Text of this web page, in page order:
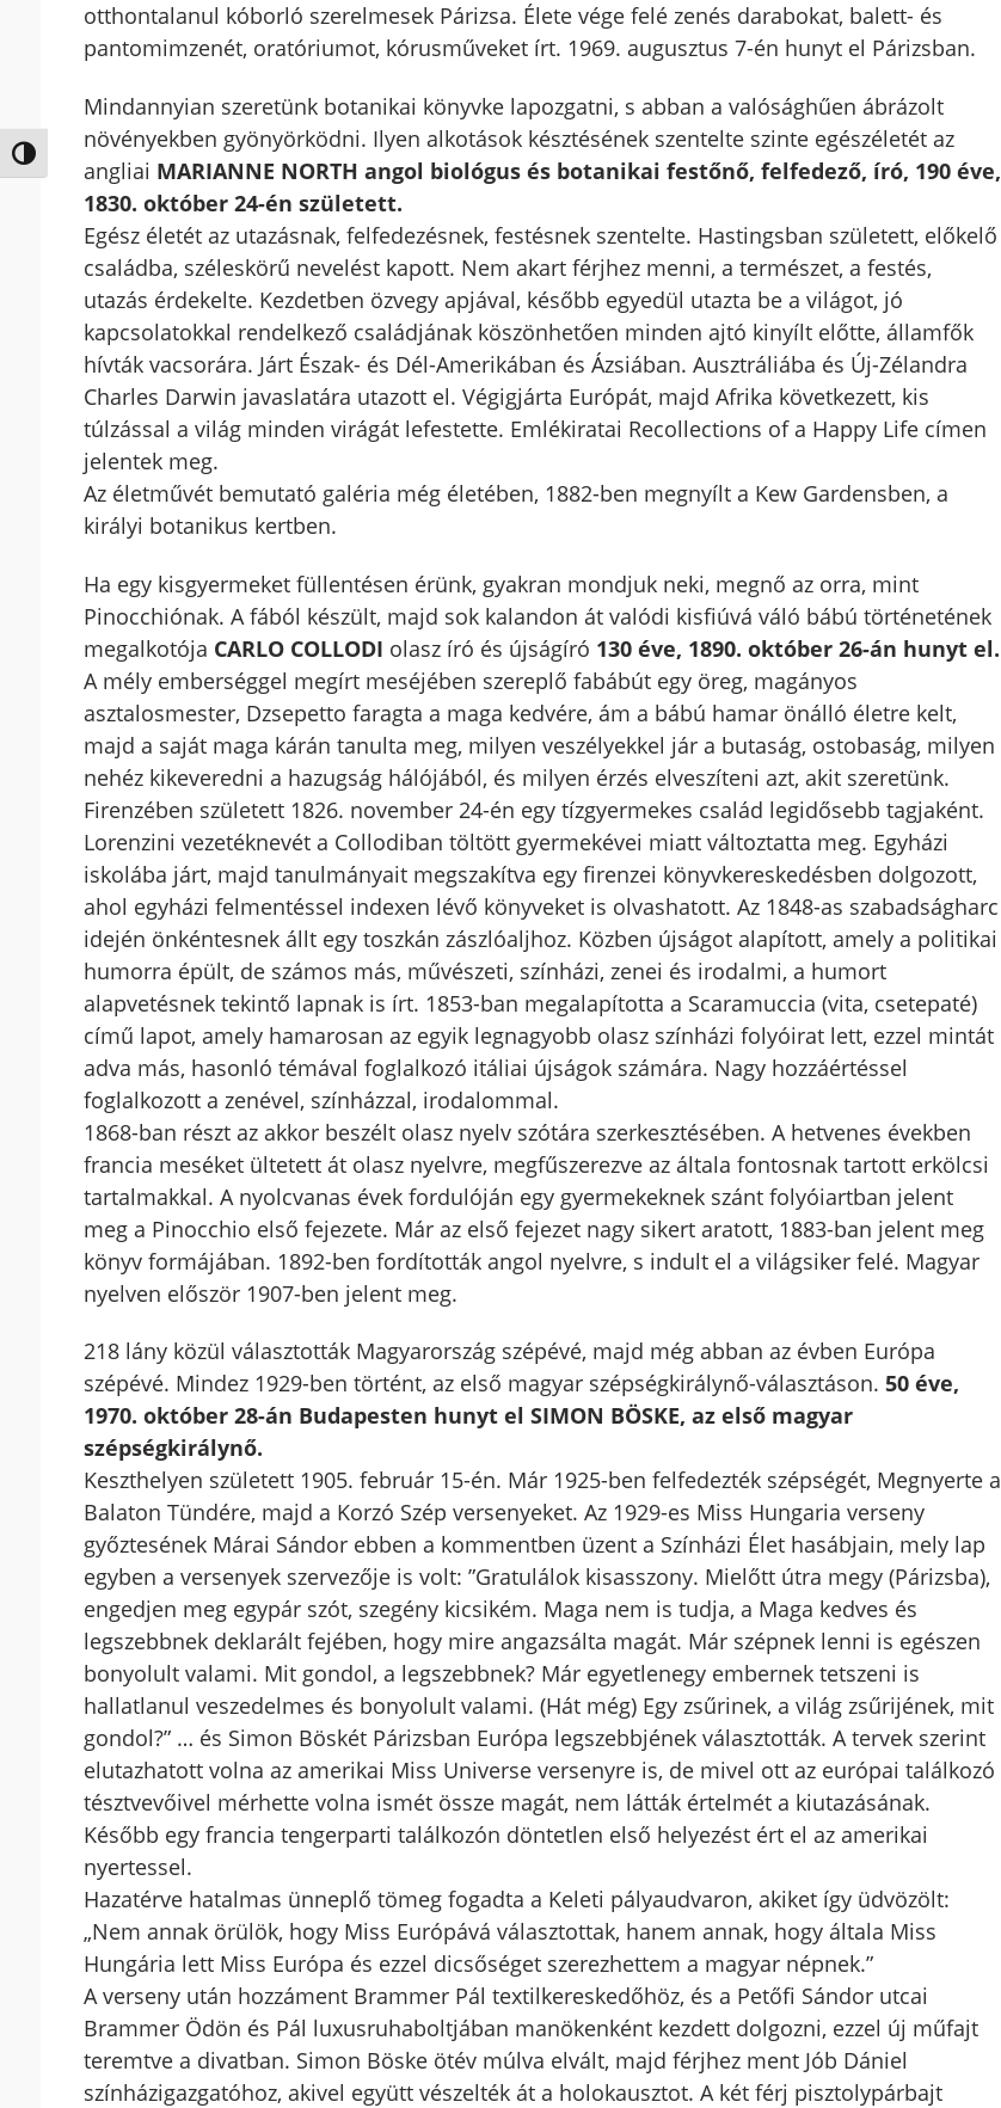
Nagy kontraszt váltása
otthontalanul kóborló szerelmesek Párizsa. Élete vége felé zenés darabokat, balett- és
pantomimzenét, oratóriumot, kórusműveket írt. 1969. augusztus 7-én hunyt el Párizsban.
Mindannyian szeretünk botanikai könyvke lapozgatni, s abban a valósághűen ábrázolt
növényekben gyönyörködni. Ilyen alkotások késztésének szentelte szinte egészéletét az
angliai MARIANNE NORTH angol biológus és botanikai festőnő, felfedező, író, 190 éve,
1830. október 24-én született.
Egész életét az utazásnak, felfedezésnek, festésnek szentelte. Hastingsban született, előkelő
családba, széleskörű nevelést kapott. Nem akart férjhez menni, a természet, a festés,
utazás érdekelte. Kezdetben özvegy apjával, később egyedül utazta be a világot, jó
kapcsolatokkal rendelkező családjának köszönhetően minden ajtó kinyílt előtte, államfők
hívták vacsorára. Járt Észak- és Dél-Amerikában és Ázsiában. Ausztráliába és Új-Zélandra
Charles Darwin javaslatára utazott el. Végigjárta Európát, majd Afrika következett, kis
túlzással a világ minden virágát lefestette. Emlékiratai Recollections of a Happy Life címen
jelentek meg.
Az életművét bemutató galéria még életében, 1882-ben megnyílt a Kew Gardensben, a
királyi botanikus kertben.
Ha egy kisgyermeket füllentésen érünk, gyakran mondjuk neki, megnő az orra, mint
Pinocchiónak. A fából készült, majd sok kalandon át valódi kisfiúvá váló bábú történetének
megalkotója CARLO COLLODI olasz író és újságíró 130 éve, 1890. október 26-án hunyt el.
A mély emberséggel megírt meséjében szereplő fabábút egy öreg, magányos
asztalosmester, Dzsepetto faragta a maga kedvére, ám a bábú hamar önálló életre kelt,
majd a saját maga kárán tanulta meg, milyen veszélyekkel jár a butaság, ostobaság, milyen
nehéz kikeveredni a hazugság hálójából, és milyen érzés elveszíteni azt, akit szeretünk.
Firenzében született 1826. november 24-én egy tízgyermekes család legidősebb tagjaként.
Lorenzini vezetéknevét a Collodiban töltött gyermekévei miatt változtatta meg. Egyházi
iskolába járt, majd tanulmányait megszakítva egy firenzei könyvkereskedésben dolgozott,
ahol egyházi felmentéssel indexen lévő könyveket is olvashatott. Az 1848-as szabadságharc
idején önkéntesnek állt egy toszkán zászlóaljhoz. Közben újságot alapított, amely a politikai
humorra épült, de számos más, művészeti, színházi, zenei és irodalmi, a humort
alapvetésnek tekintő lapnak is írt. 1853-ban megalapította a Scaramuccia (vita, csetepaté)
című lapot, amely hamarosan az egyik legnagyobb olasz színházi folyóirat lett, ezzel mintát
adva más, hasonló témával foglalkozó itáliai újságok számára. Nagy hozzáértéssel
foglalkozott a zenével, színházzal, irodalommal.
1868-ban részt az akkor beszélt olasz nyelv szótára szerkesztésében. A hetvenes években
francia meséket ültetett át olasz nyelvre, megfűszerezve az általa fontosnak tartott erkölcsi
tartalmakkal. A nyolcvanas évek fordulóján egy gyermekeknek szánt folyóiartban jelent
meg a Pinocchio első fejezete. Már az első fejezet nagy sikert aratott, 1883-ban jelent meg
könyv formájában. 1892-ben fordították angol nyelvre, s indult el a világsiker felé. Magyar
nyelven először 1907-ben jelent meg.
218 lány közül választották Magyarország szépévé, majd még abban az évben Európa
szépévé. Mindez 1929-ben történt, az első magyar szépségkirálynő-választáson. 50 éve,
1970. október 28-án Budapesten hunyt el SIMON BÖSKE, az első magyar
szépségkirálynő.
Keszthelyen született 1905. február 15-én. Már 1925-ben felfedezték szépségét, Megnyerte a
Balaton Tündére, majd a Korzó Szép versenyeket. Az 1929-es Miss Hungaria verseny
győztesének Márai Sándor ebben a kommentben üzent a Színházi Élet hasábjain, mely lap
egyben a versenyek szervezője is volt: ”Gratulálok kisasszony. Mielőtt útra megy (Párizsba),
engedjen meg egypár szót, szegény kicsikém. Maga nem is tudja, a Maga kedves és
legszebbnek deklarált fejében, hogy mire angazsálta magát. Már szépnek lenni is egészen
bonyolult valami. Mit gondol, a legszebbnek? Már egyetlenegy embernek tetszeni is
hallatlanul veszedelmes és bonyolult valami. (Hát még) Egy zsűrinek, a világ zsűrijének, mit
gondol?” … és Simon Böskét Párizsban Európa legszebbjének választották. A tervek szerint
elutazhatott volna az amerikai Miss Universe versenyre is, de mivel ott az európai találkozó
tésztvevőivel mérhette volna ismét össze magát, nem látták értelmét a kiutazásának.
Később egy francia tengerparti találkozón döntetlen első helyezést ért el az amerikai
nyertessel.
Hazatérve hatalmas ünneplő tömeg fogadta a Keleti pályaudvaron, akiket így üdvözölt:
„Nem annak örülök, hogy Miss Európává választottak, hanem annak, hogy általa Miss
Hungária lett Miss Európa és ezzel dicsőséget szerezhettem a magyar népnek.”
A verseny után hozzáment Brammer Pál textilkereskedőhöz, és a Petőfi Sándor utcai
Brammer Ödön és Pál luxusruhaboltjában manökenként kezdett dolgozni, ezzel új műfajt
teremtve a divatban. Simon Böske ötév múlva elvált, majd férjhez ment Jób Dániel
színházigazgatóhoz, akivel együtt vészelték át a holokausztot. A két férj pisztolypárbajt